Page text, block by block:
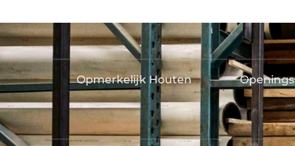
Opmerkelijk Houten